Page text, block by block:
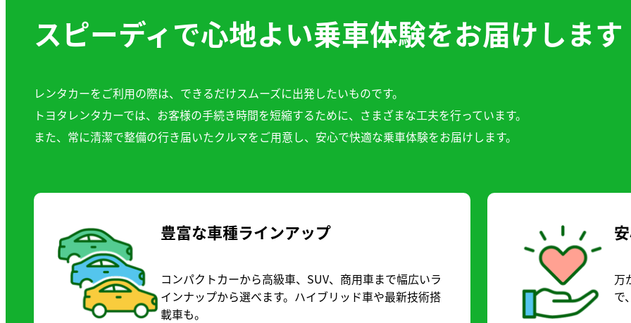
スピーディで心地よい乗車体験をお届けします
レンタカーをご利用の際は、できるだけスムーズに出発したいものです。
トヨタレンタカーでは、お客様の手続き時間を短縮するために、さまざまな工夫を行っています。
また、常に清潔で整備の行き届いたクルマをご用意し、安心で快適な乗車体験をお届けします。
豊富な車種ラインアップ
コンパクトカーから高級車、SUV、商用車まで幅広いラ
インナップから選べます。ハイブリッド車や最新技術搭
載車も。
万
で